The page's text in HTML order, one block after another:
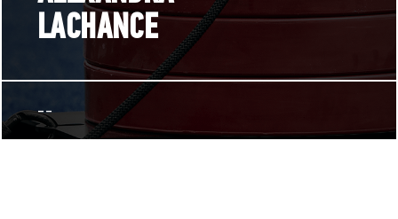
LACHANCE
--